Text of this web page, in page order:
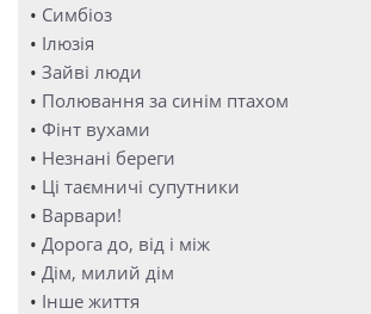
• Симбіоз
• Ілюзія
• Зайві люди
• Полювання за синім птахом
• Фінт вухами
• Незнані береги
• Ці таємничі супутники
• Варвари!
• Дорога до, від і між
• Дім, милий дім
• Інше життя